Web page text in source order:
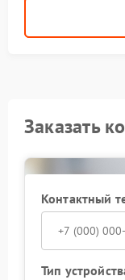
Заказать
Контактный
Тип